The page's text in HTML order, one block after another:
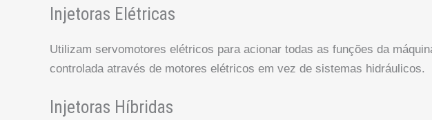
Injetoras Elétricas
Utilizam servomotores elétricos para acionar todas as funções da
controlada através de motores elétricos em vez de sistemas hidráulicos.
Injetoras Híbridas